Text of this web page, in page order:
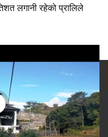
लगानी रहेको प्रालिले